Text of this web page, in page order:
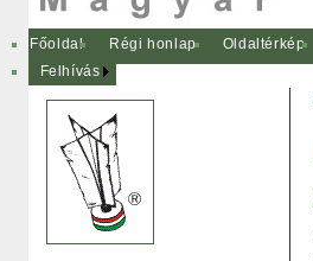
Főoldal Régi honlap Oldaltérkép
Felhívás